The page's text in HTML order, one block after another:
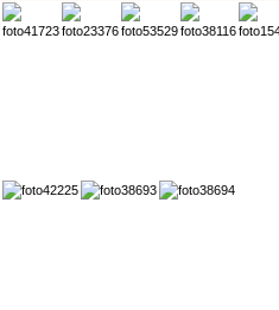
Veelspletige lavendel
Veelstengelige waterbies
Veenreukgras